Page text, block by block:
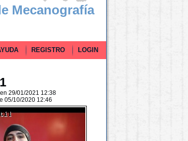
Mecanografía
REGISTRO LOGIN
29/01/2021 12:38
05/10/2020 12:46